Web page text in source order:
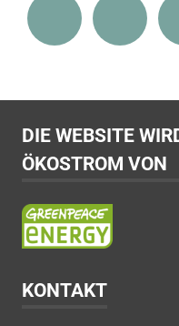
DIE WEBSITE
ÖKOSTROM VON
KONTAKT